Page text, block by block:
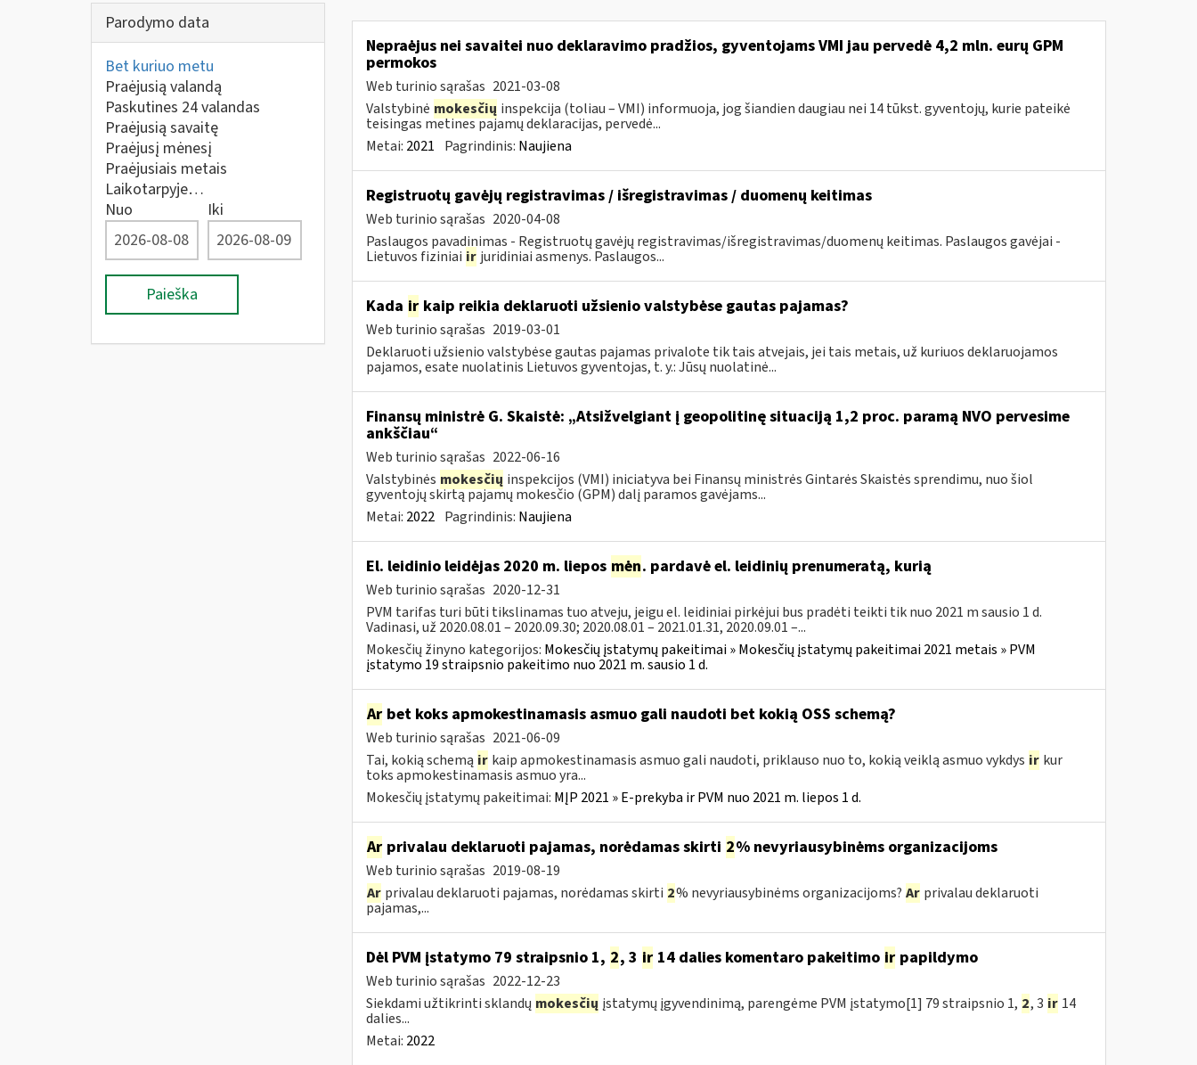
Parodymo data
Bet kuriuo metu
Praėjusią valandą
Paskutines 24 valandas
Praėjusią savaitę
Praėjusį mėnesį
Praėjusiais metais
Laikotarpyje…
Nuo
Iki
Paieška
Nepraėjus nei savaitei nuo deklaravimo pradžios, gyventojams VMI jau pervedė 4,2 mln. eurų GPM
permokos
Web turinio sąrašas 2021-03-08
Valstybinė mokesčių inspekcija (toliau – VMI) informuoja, jog šiandien daugiau nei 14 tūkst. gyventojų, kurie pateikė
teisingas metines pajamų deklaracijas, pervedė...
Metai: 2021 Pagrindinis: Naujiena
Registruotų gavėjų registravimas / išregistravimas / duomenų keitimas
Web turinio sąrašas 2020-04-08
Paslaugos pavadinimas - Registruotų gavėjų registravimas/išregistravimas/duomenų keitimas. Paslaugos gavėjai -
Lietuvos fiziniai ir juridiniai asmenys. Paslaugos...
Kada irkaip reikia deklaruoti užsienio valstybėse gautas pajamas?
Web turinio sąrašas 2019-03-01
Deklaruoti užsienio valstybėse gautas pajamas privalote tik tais atvejais, jei tais metais, už kuriuos deklaruojamos
pajamos, esate nuolatinis Lietuvos gyventojas, t. y.: Jūsų nuolatinė...
Finansų ministrė G. Skaistė: „Atsižvelgiant į geopolitinę situaciją 1,2 proc. paramą NVO pervesime
ankščiau“
Web turinio sąrašas 2022-06-16
Valstybinės mokesčių inspekcijos (VMI) iniciatyva bei Finansų ministrės Gintarės Skaistės sprendimu, nuo šiol
gyventojų skirtą pajamų mokesčio (GPM) dalį paramos gavėjams...
Metai: 2022 Pagrindinis: Naujiena
El. leidinio leidėjas 2020 m. liepos mėn. pardavė el. leidinių prenumeratą, kurią
Web turinio sąrašas 2020-12-31
PVM tarifas turi būti tikslinamas tuo atveju, jeigu el. leidiniai pirkėjui bus pradėti teikti tik nuo 2021 m sausio 1 d.
Vadinasi, už 2020.08.01 – 2020.09.30; 2020.08.01 – 2021.01.31, 2020.09.01 –...
Mokesčių žinyno kategorijos: Mokesčių įstatymų pakeitimai » Mokesčių įstatymų pakeitimai 2021 metais » PVM
įstatymo 19 straipsnio pakeitimo nuo 2021 m. sausio 1 d.
Arbet koks apmokestinamasis asmuo gali naudoti bet kokią OSS schemą?
Web turinio sąrašas 2021-06-09
Tai, kokią schemą ir kaip apmokestinamasis asmuo gali naudoti, priklauso nuo to, kokią veiklą asmuo vykdys ir kur
toks apmokestinamasis asmuo yra...
Mokesčių įstatymų pakeitimai: MĮP 2021 » E-prekyba ir PVM nuo 2021 m. liepos 1 d.
Arprivalau deklaruoti pajamas, norėdamas skirti 2% nevyriausybinėms organizacijoms
Web turinio sąrašas 2019-08-19
Ar privalau deklaruoti pajamas, norėdamas skirti 2% nevyriausybinėms organizacijoms? Ar privalau deklaruoti
pajamas,...
Dėl PVM įstatymo 79 straipsnio 1, 2, 3 ir14 dalies komentaro pakeitimo irpapildymo
Web turinio sąrašas 2022-12-23
Siekdami užtikrinti sklandų mokesčių įstatymų įgyvendinimą, parengėme PVM įstatymo[1] 79 straipsnio 1, 2, 3 ir 14
dalies...
Metai: 2022